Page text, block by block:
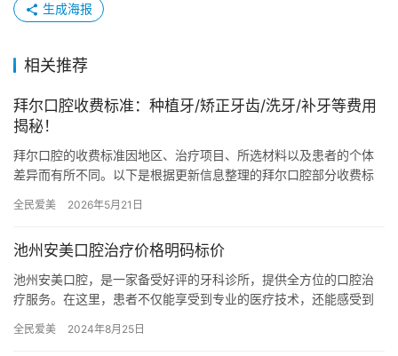
生成海报
相关推荐
拜尔口腔收费标准：种植牙/矫正牙齿/洗牙/补牙等费用
揭秘！
拜尔口腔的收费标准因地区、治疗项目、所选材料以及患者的个体
差异而有所不同。以下是根据更新信息整理的拜尔口腔部分收费标
状…
全民爱美 2026年5月21日
池州安美口腔治疗价格明码标价
池州安美口腔，是一家备受好评的牙科诊所，提供全方位的口腔治
疗服务。在这里，患者不仅能享受到专业的医疗技术，还能感受到
口…
全民爱美 2024年8月25日